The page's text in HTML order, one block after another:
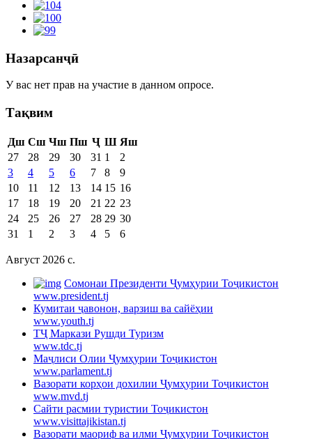
Назарсанҷӣ
У вас нет прав на участие в данном опросе.
Тақвим
Дш Сш Чш Пш Ҷ Ш Яш
27
28 29 30 31 1
2
3
4 5 6 7 8
9
10
11 12 13 14 15 16
17
18 19 20 21 22 23
24
25 26 27 28 29 30
31
1 2 3 4 5 6
Август 2026 c.
Cомонаи Президенти Ҷумҳурии Тоҷикистон
www.president.tj
Кумитаи ҷавонон, варзиш ва сайёҳии
www.youth.tj
ТҶ Маркази Рушди Туризм
www.tdc.tj
Маҷлиси Олии Ҷумҳурии Тоҷикистон
www.parlament.tj
Вазорати корҳои дохилии Ҷумҳурии Тоҷикистон
www.mvd.tj
Сайти расмии туристии Тоҷикистон
www.visittajikistan.tj
Вазорати маориф ва илми Ҷумҳурии Тоҷикистон